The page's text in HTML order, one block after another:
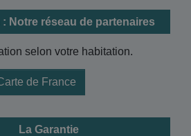
: Notre réseau de partenaires
selon votre habitation.
de France
La Garantie